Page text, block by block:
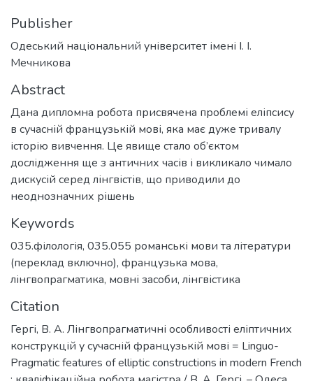
Publisher
Одеський національний університет імені І. І.
Мечникова
Abstract
Дана дипломна робота присвячена проблемі еліпсису
в сучасній французькій мові, яка має дуже тривалу
історію вивчення. Це явище стало об’єктом
дослідження ще з античних часів і викликало чимало
дискусій серед лінгвістів, що приводили до
неоднозначних рішень
Keywords
035.філологія, 035.055 романські мови та літератури
(переклад включно), французька мова,
лінгвопрагматика, мовні засоби, лінгвістика
Citation
Гергі, В. А. Лінгвопрагматичні особливості еліптичних
конструкцій у сучасній французькій мові = Linguo-
Pragmatic features of elliptic constructions in modern French